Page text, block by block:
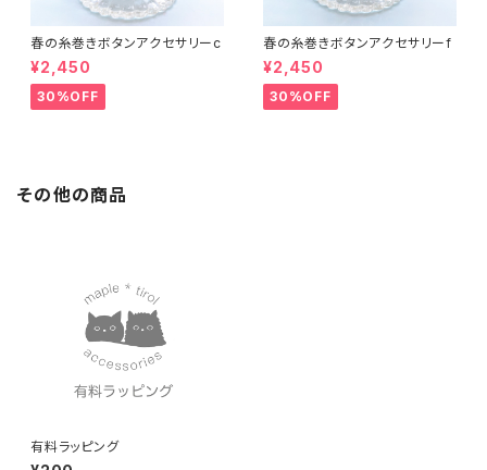
春の糸巻きボタンアクセサリーc
¥2,450
30%OFF
春の糸巻きボタンアクセサリーf
¥2,450
30%OFF
その他の商品
有料ラッピング